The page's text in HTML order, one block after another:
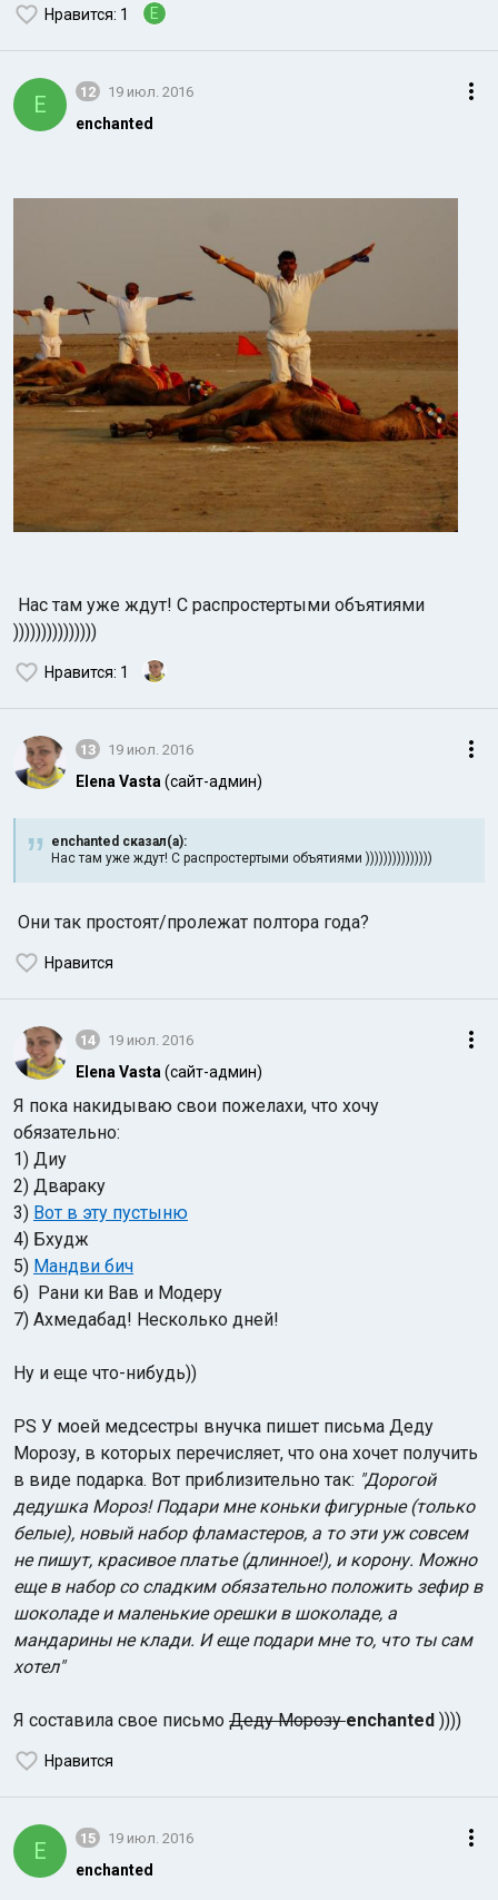
Нравится: 1 E
E 12 19 июл. 2016
enchanted
Нас там уже ждут! С распростертыми объятиями
)))))))))))))))
Нравится: 1
13 19 июл. 2016
Elena Vasta (сайт-админ)
enchanted сказал(а):
Нас там уже ждут! С распростертыми объятиями )))))))))))))))
Они так простоят/пролежат полтора года?
Нравится
14 19 июл. 2016
Elena Vasta (сайт-админ)
Я пока накидываю свои пожелахи, что хочу
обязательно:
1) Диу
2) Двараку
3) Вот в эту пустыню
4) Бхудж
5) Мандви бич
6) Рани ки Вав и Модеру
7) Ахмедабад! Несколько дней!
Ну и еще что-нибудь))
PS У моей медсестры внучка пишет письма Деду
Морозу, в которых перечисляет, что она хочет получить
в виде подарка. Вот приблизительно так: "Дорогой
дедушка Мороз! Подари мне коньки фигурные (только
белые), новый набор фламастеров, а то эти уж совсем
не пишут, красивое платье (длинное!), и корону. Можно
еще в набор со сладким обязательно положить зефир в
шоколаде и маленькие орешки в шоколаде, а
мандарины не клади. И еще подари мне то, что ты сам
хотел"
Я составила свое письмо Деду Морозуenchanted ))))
Нравится
E 15 19 июл. 2016
enchanted